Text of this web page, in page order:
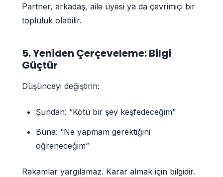
Partner, arkadaş, aile üyesi ya da çevrimiçi bir
topluluk olabilir.
5. Yeniden Çerçeveleme: Bilgi
Güçtür
Düşünceyi değiştirin:
Şundan: “Kötü bir şey keşfedeceğim”
Buna: “Ne yapmam gerektiğini
öğreneceğim”
Rakamlar yargılamaz. Karar almak için bilgidir.